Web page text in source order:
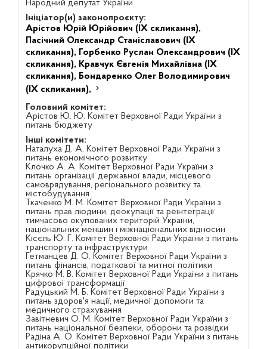
Народний депутат України
Ініціатор(и) законопроєкту:
Арістов Юрій Юрійович (IX скликання),
Пасічний Олександр Станіславович (IX
скликання), Горбенко Руслан Олександрович (IX
скликання), Кравчук Євгенія Михайлівна (IX
скликання), Бондаренко Олег Володимирович
(IX скликання),
Головний комітет:
Арістов Ю. Ю. Комітет Верховної Ради України з
питань бюджету
Інші комітети:
Наталуха Д. А. Комітет Верховної Ради України з
питань економічного розвитку
Клочко А. А. Комітет Верховної Ради України з
питань організації державної влади, місцевого
самоврядування, регіонального розвитку та
містобудування
Ткаченко М. М. Комітет Верховної Ради України з
питань прав людини, деокупації та реінтеграції
тимчасово окупованих територій України,
національних меншин і міжнаціональних відносин
Кісєль Ю. Г. Комітет Верховної Ради України з питань
транспорту та інфраструктури
Гетманцев Д. О. Комітет Верховної Ради України з
питань фінансів, податкової та митної політики
Крячко М. В. Комітет Верховної Ради України з питань
цифрової трансформації
Радуцький М. Б. Комітет Верховної Ради України з
питань здоров'я нації, медичної допомоги та
медичного страхування
Завітневич О. М. Комітет Верховної Ради України з
питань національної безпеки, оборони та розвідки
Радіна А. О. Комітет Верховної Ради України з питань
антикорупційної політики